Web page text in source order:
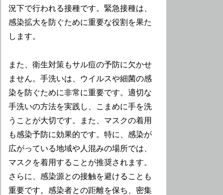
況下で行われる接種です。緊急接種は、
感染拡大を防ぐために重要な役割を果た
します。
また、衛生対策もサル痘の予防に欠かせ
ません。手洗いは、ウイルスや細菌の感
染を防ぐために非常に重要です。適切な
手洗いの方法を実践し、こまめに手を洗
うことが大切です。また、マスクの着用
も感染予防に効果的です。特に、感染が
広がっている地域や人混みの場所では、
マスクを着用することが推奨されます。
さらに、感染源との接触を避けることも
重要です。感染者との距離を保ち、密集